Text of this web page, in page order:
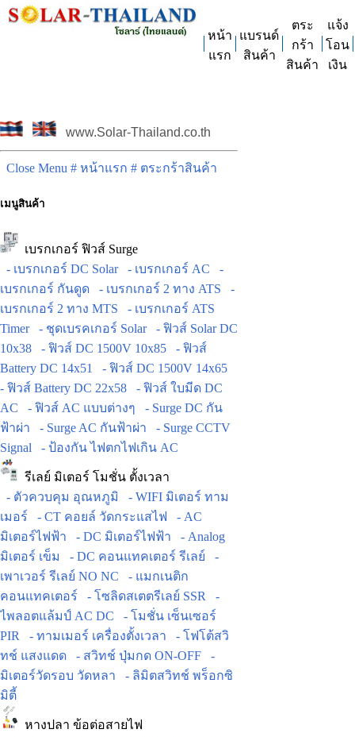
หน้า
แรก
แบรนด์
สินค้า
ตระ
กร้า
สินค้า
แจ้ง
โอน
เงิน
www.Solar-Thailand.co.th
Close Menu # หน้าแรก # ตระกร้าสินค้า
เมนูสินค้า
เบรกเกอร์ ฟิวส์ Surge
- เบรกเกอร์ DC Solar
- เบรกเกอร์ AC
-
เบรกเกอร์ กันดูด
- เบรกเกอร์ 2 ทาง ATS
-
เบรกเกอร์ 2 ทาง MTS
- เบรกเกอร์ ATS
Timer
- ชุดเบรคเกอร์ Solar
- ฟิวส์ Solar DC
10x38
- ฟิวส์ DC 1500V 10x85
- ฟิวส์
Battery DC 14x51
- ฟิวส์ DC 1500V 14x65
- ฟิวส์ Battery DC 22x58
- ฟิวส์ ใบมีด DC
AC
- ฟิวส์ AC แบบต่างๆ
- Surge DC กัน
ฟ้าผ่า
- Surge AC กันฟ้าผ่า
- Surge CCTV
Signal
- ป้องกัน ไฟตกไฟเกิน AC
รีเลย์ มิเตอร์ โมชั่น ตั้งเวลา
- ตัวควบคุม อุณหภูมิ
- WIFI มิเตอร์ ทาม
เมอร์
- CT คอยล์ วัดกระแสไฟ
- AC
มิเตอร์ไฟฟ้า
- DC มิเตอร์ไฟฟ้า
- Analog
มิเตอร์ เข็ม
- DC คอนแทคเตอร์ รีเลย์
-
เพาเวอร์ รีเลย์ NO NC
- แมกเนติก
คอนแทคเตอร์
- โซลิดสเตตรีเลย์ SSR
-
ไพลอตแล้มป์ AC DC
- โมชั่น เซ็นเซอร์
PIR
- ทามเมอร์ เครื่องตั้งเวลา
- โฟโต้สวิ
ทช์ แสงแดด
- สวิทช์ ปุ่มกด ON-OFF
-
มิเตอร์วัดรอบ วัดหลา
- ลิมิตสวิทช์ พร็อกซิ
มิตี้
หางปลา ข้อต่อสายไฟ